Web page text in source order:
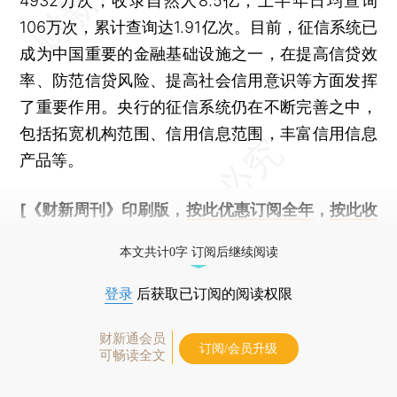
106万次，累计查询达1.91亿次。目前，征信系统已
成为中国重要的金融基础设施之一，在提高信贷效
率、防范信贷风险、提高社会信用意识等方面发挥
了重要作用。央行的征信系统仍在不断完善之中，
包括拓宽机构范围、信用信息范围，丰富信用信息
产品等。
[《财新周刊》印刷版， 按此优惠订阅全年， 按此收
本文共计0字 订阅后继续阅读
登录 后获取已订阅的阅读权限
财新通会员
可畅读全文
订阅/会员升级